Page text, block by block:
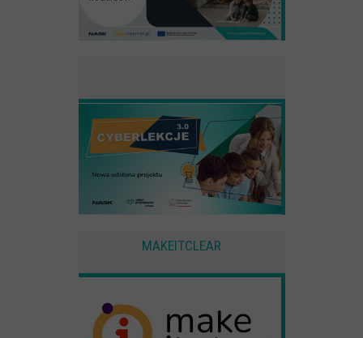
MAKEITCLEAR